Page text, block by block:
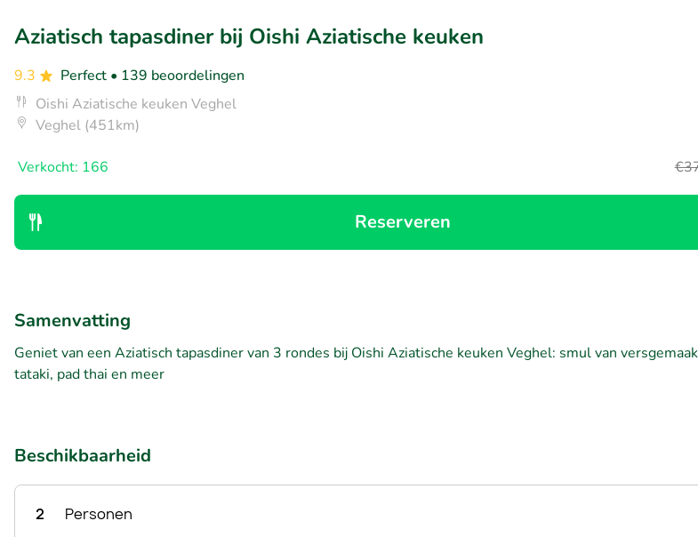
Aziatisch tapasdiner bij Oishi Aziatische keuken
9.3 Perfect • 139 beoordelingen
Oishi Aziatische keuken Veghel
Veghel (451km)
Verkocht: 166
Reserveren
Samenvatting
Geniet van een Aziatisch tapasdiner van 3 rondes bij Oishi Aziatische keuken Veghel: smul van
tataki, pad thai en meer
Beschikbaarheid
2 Personen